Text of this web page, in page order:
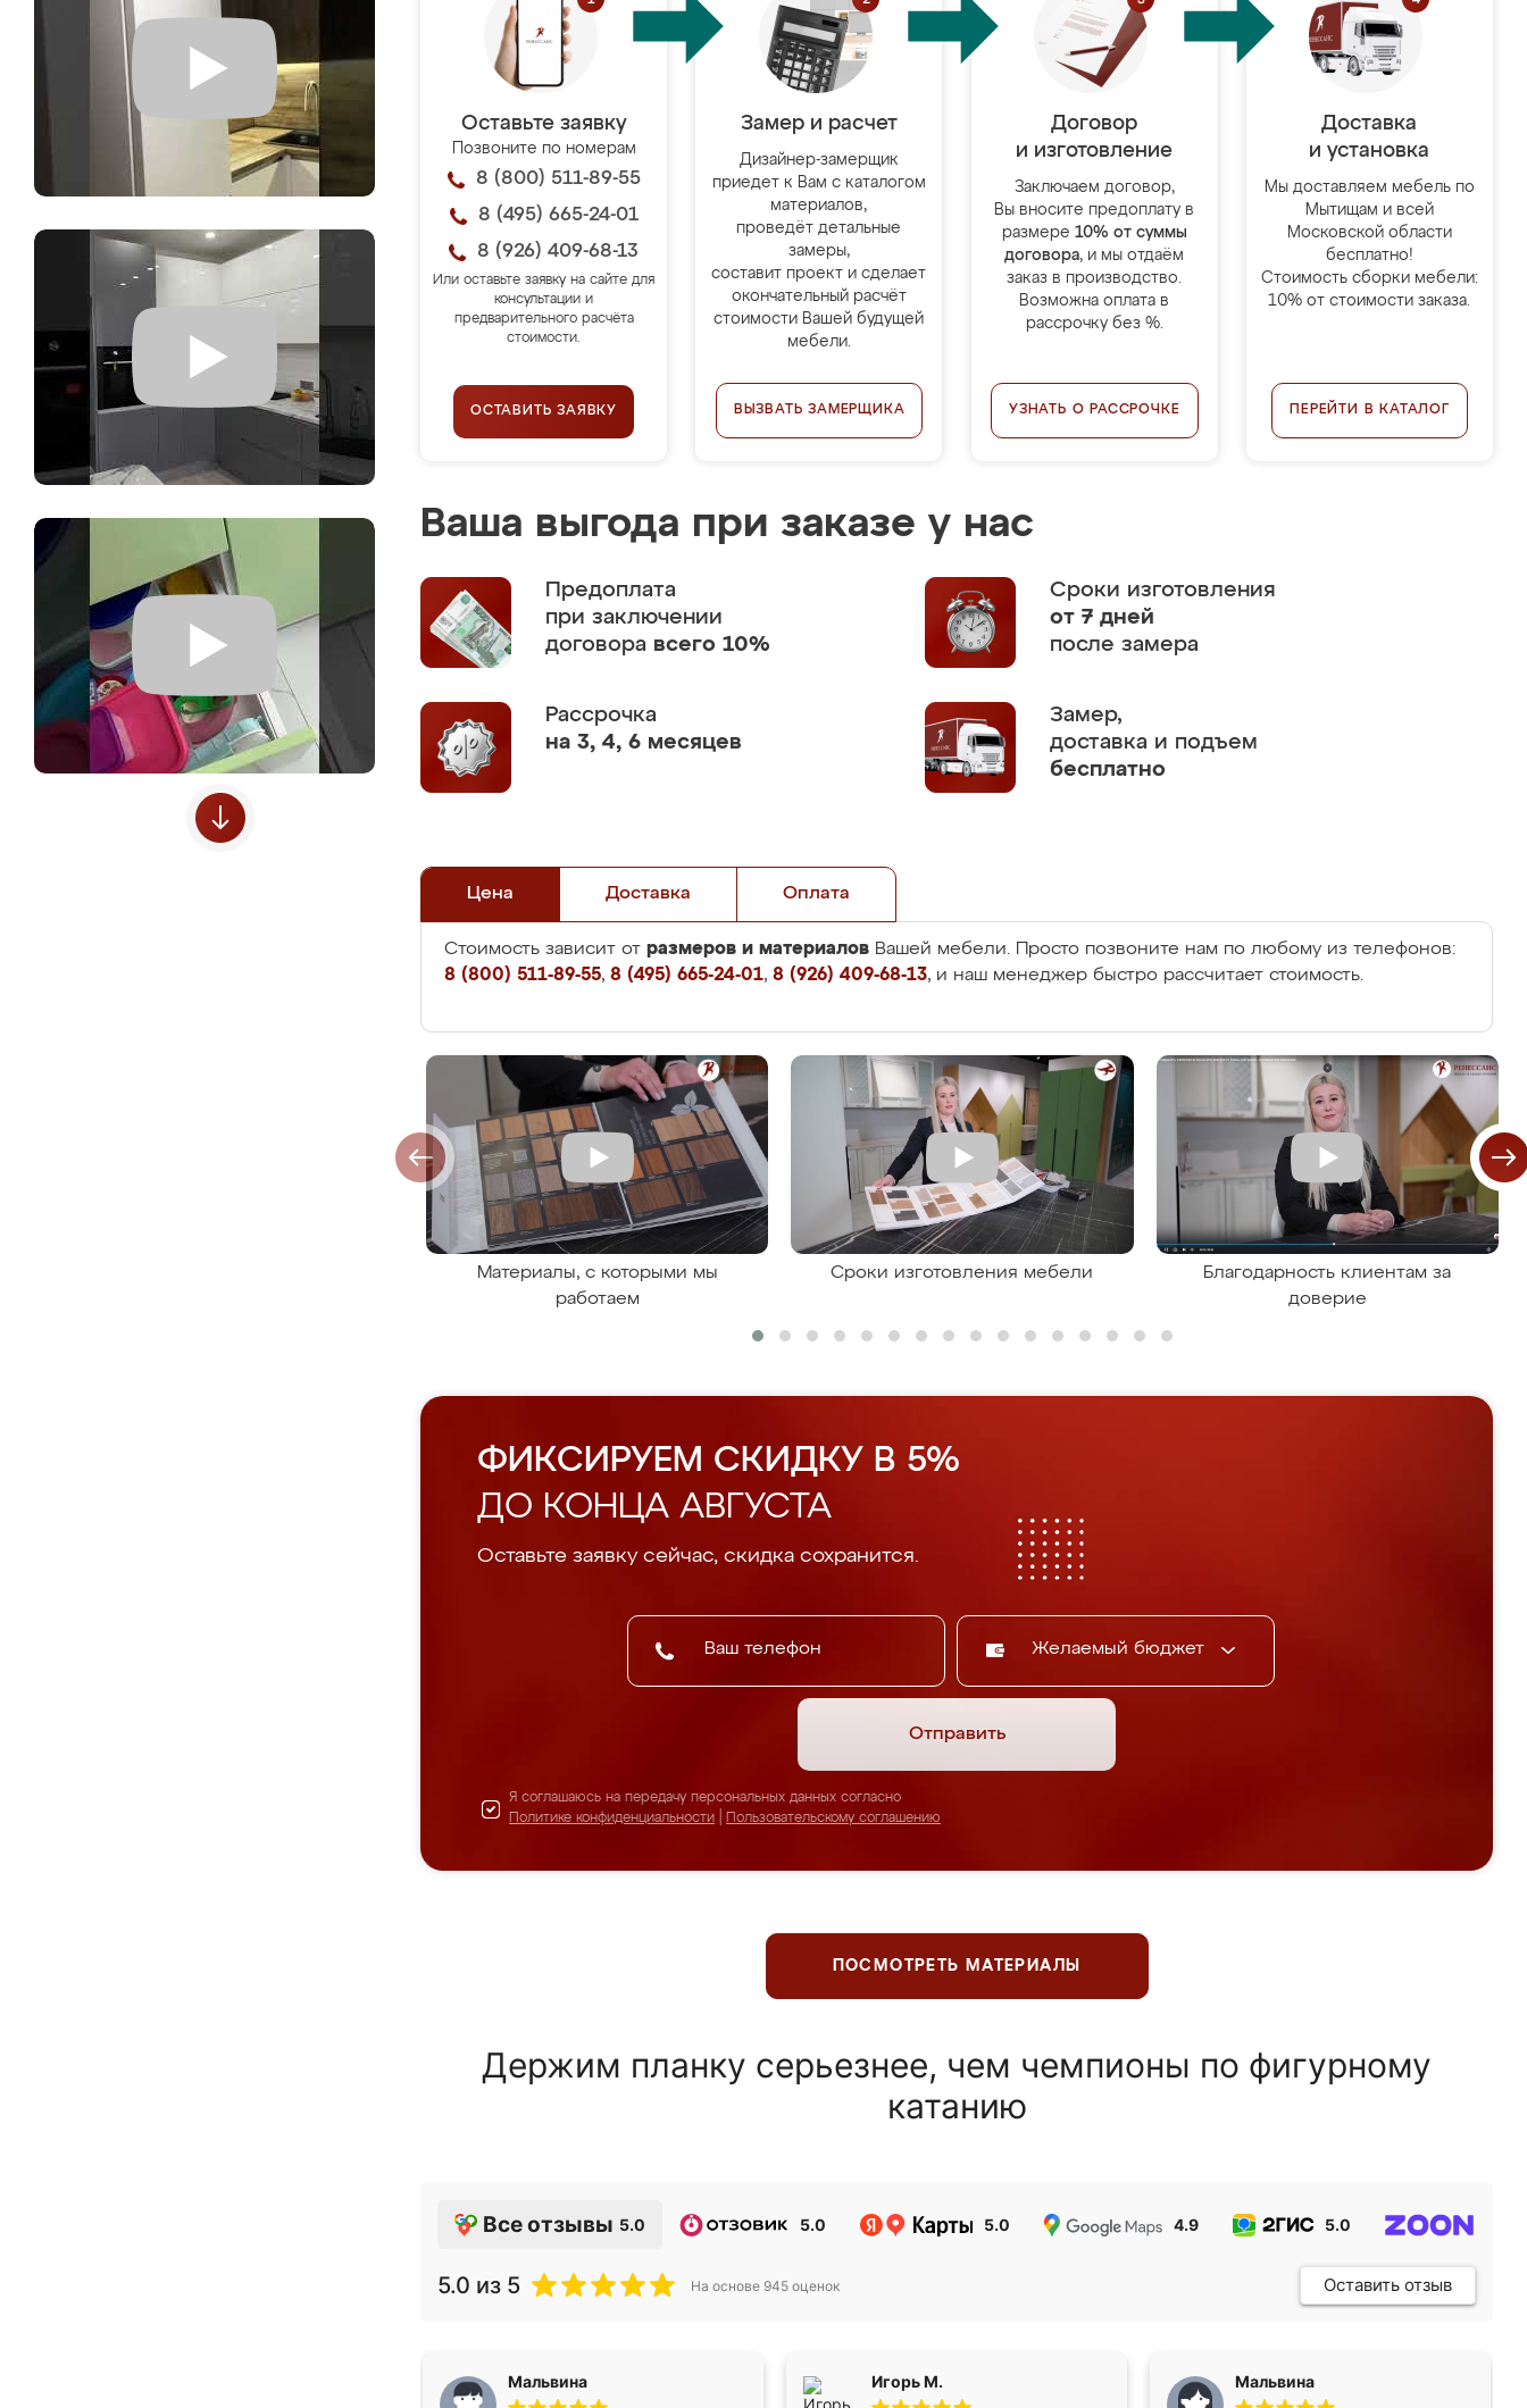
Оставьте заявку
Позвоните по номерам
8 (800) 511-89-55
8 (495) 665-24-01
8 (926) 409-68-13
Или оставьте заявку на сайте для
консультации и
предварительного расчёта
стоимости.
ОСТАВИТЬ ЗАЯВКУ
Замер и расчет
Дизайнер-замерщик
приедет к Вам с каталогом
материалов,
проведёт детальные
замеры,
составит проект и сделает
окончательный расчёт
стоимости Вашей будущей
мебели.
ВЫЗВАТЬ ЗАМЕРЩИКА
Договор
и изготовление
Заключаем договор,
Вы вносите предоплату в
размере 10% от суммы
договора, и мы отдаём
заказ в производство.
Возможна оплата в
рассрочку без %.
УЗНАТЬ О РАССРОЧКЕ
Доставка
и установка
Мы доставляем мебель по
Мытищам и всей
Московской области
бесплатно!
Стоимость сборки мебели:
10% от стоимости заказа.
ПЕРЕЙТИ В КАТАЛОГ
Ваша выгода при заказе у нас
Предоплата
при заключении
договора всего 10%
Сроки изготовления
от 7 дней
после замера
Рассрочка
на 3, 4, 6 месяцев
Замер,
доставка и подъем
бесплатно
Цена Доставка Оплата
Стоимость зависит от размеров и материалов Вашей мебели. Просто позвоните нам по любому из телефонов:
8 (800) 511-89-55, 8 (495) 665-24-01, 8 (926) 409-68-13, и наш менеджер быстро рассчитает стоимость.
Материалы, с которыми мы
работаем
Сроки изготовления мебели
Благодарность клиентам за
доверие
ФИКСИРУЕМ СКИДКУ В 5%
ДО КОНЦА АВГУСТА
Оставьте заявку сейчас, скидка сохранится.
Желаемый бюджет
Отправить
Я соглашаюсь на передачу персональных данных согласно
Политике конфиденциальности
Пользовательскому соглашению
ПОСМОТРЕТЬ МАТЕРИАЛЫ
Держим планку серьезнее, чем чемпионы по фигурному
катанию
Все отзывы 5.0 5.0 5.0 4.9 5.0
5.0 из 5 На основе 945 оценок Оставить отзыв
Мальвина Игорь М. Мальвина